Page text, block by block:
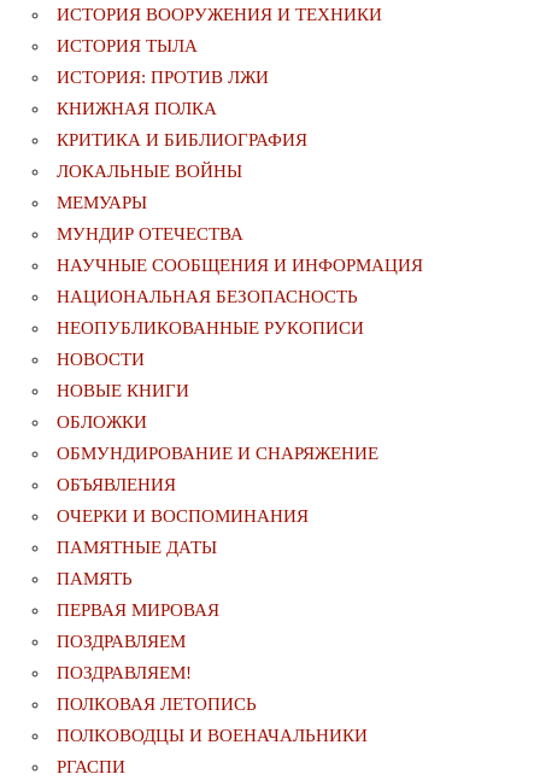
ИСТОРИЯ ВООРУЖЕНИЯ И ТЕХНИКИ
ИСТОРИЯ ТЫЛА
ИСТОРИЯ: ПРОТИВ ЛЖИ
КНИЖНАЯ ПОЛКА
КРИТИКА И БИБЛИОГРАФИЯ
ЛОКАЛЬНЫЕ ВОЙНЫ
МЕМУАРЫ
МУНДИР ОТЕЧЕСТВА
НАУЧНЫЕ СООБЩЕНИЯ И ИНФОРМАЦИЯ
НАЦИОНАЛЬНАЯ БЕЗОПАСНОСТЬ
НЕОПУБЛИКОВАННЫЕ РУКОПИСИ
НОВОСТИ
НОВЫЕ КНИГИ
ОБЛОЖКИ
ОБМУНДИРОВАНИЕ И СНАРЯЖЕНИЕ
ОБЪЯВЛЕНИЯ
ОЧЕРКИ И ВОСПОМИНАНИЯ
ПАМЯТНЫЕ ДАТЫ
ПАМЯТЬ
ПЕРВАЯ МИРОВАЯ
ПОЗДРАВЛЯЕМ
ПОЗДРАВЛЯЕМ!
ПОЛКОВАЯ ЛЕТОПИСЬ
ПОЛКОВОДЦЫ И ВОЕНАЧАЛЬНИКИ
РГАСПИ